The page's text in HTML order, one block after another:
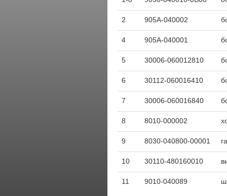
2 905A-040002
4 905A-040001
5 30006-060012810
6 30112-060016410
7 30006-060016840
8 8010-000002
9 8030-040800-00001
10 30110-480160010
11 9010-040089